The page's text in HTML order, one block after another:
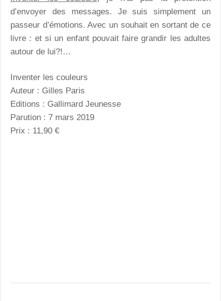
d’envoyer des messages. Je suis simplement un
passeur d’émotions. Avec un souhait en sortant de ce
livre : et si un enfant pouvait faire grandir les adultes
autour de lui?!…
Inventer les couleurs
Auteur : Gilles Paris
Editions : Gallimard Jeunesse
Parution : 7 mars 2019
Prix : 11,90 €